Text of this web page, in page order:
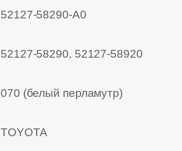
52127-58290-A0
52127-58290, 52127-58920
070 (белый перламутр)
TOYOTA